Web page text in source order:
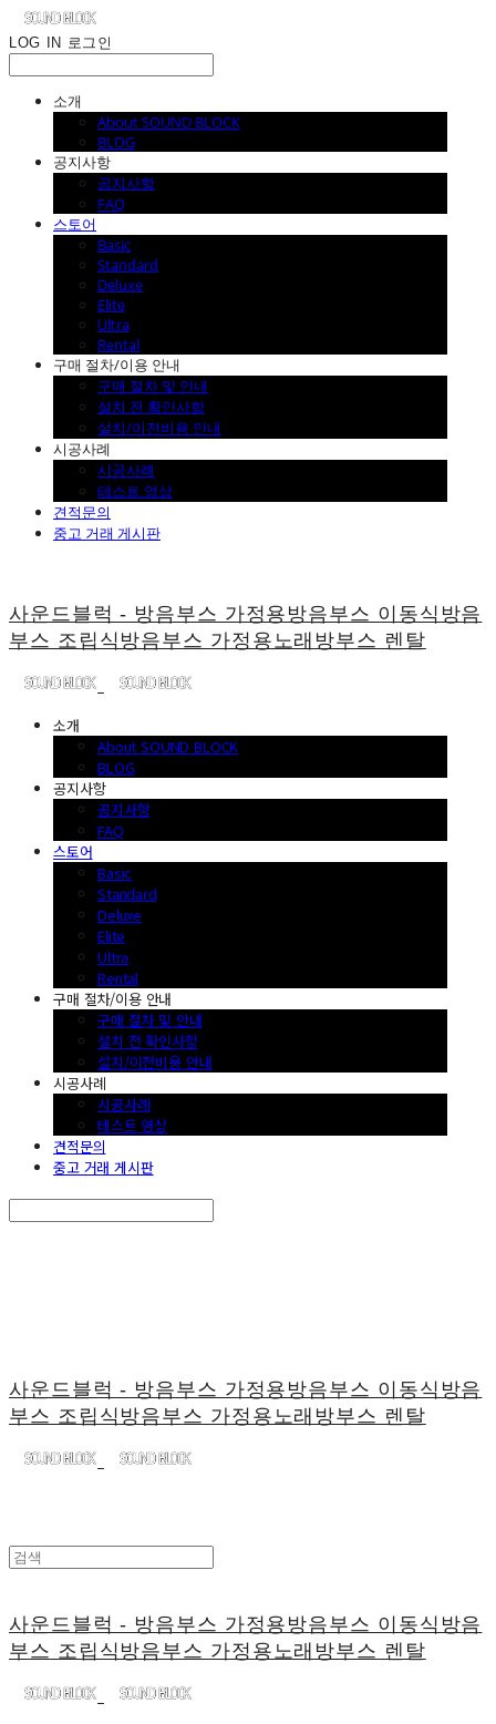
LOG IN 로그인
소개
About SOUND BLOCK
BLOG
공지사항
공지사항
FAQ
스토어
Basic
Standard
Deluxe
Elite
Ultra
Rental
구매 절차/이용 안내
구매 절차 및 안내
설치 전 확인사항
설치/이전비용 안내
시공사례
시공사례
테스트 영상
견적문의
중고 거래 게시판
사운드블럭 - 방음부스 가정용방음부스 이동식방음
부스 조립식방음부스 가정용노래방부스 렌탈
소개
About SOUND BLOCK
BLOG
공지사항
공지사항
FAQ
스토어
Basic
Standard
Deluxe
Elite
Ultra
Rental
구매 절차/이용 안내
구매 절차 및 안내
설치 전 확인사항
설치/이전비용 안내
시공사례
시공사례
테스트 영상
견적문의
중고 거래 게시판
사운드블럭 - 방음부스 가정용방음부스 이동식방음
부스 조립식방음부스 가정용노래방부스 렌탈
사운드블럭 - 방음부스 가정용방음부스 이동식방음
부스 조립식방음부스 가정용노래방부스 렌탈